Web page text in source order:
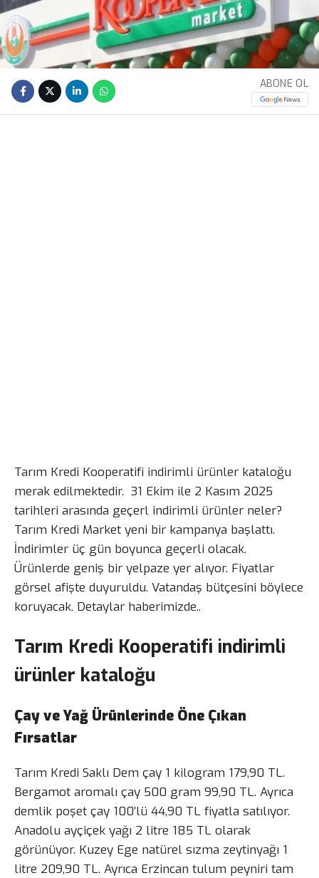
ABONE OL
Tarım Kredi Kooperatifi indirimli ürünler kataloğu
merak edilmektedir. 31 Ekim ile 2 Kasım 2025
tarihleri arasında geçerl indirimli ürünler neler?
Tarım Kredi Market yeni bir kampanya başlattı.
İndirimler üç gün boyunca geçerli olacak.
Ürünlerde geniş bir yelpaze yer alıyor. Fiyatlar
görsel afişte duyuruldu. Vatandaş bütçesini böylece
koruyacak. Detaylar haberimizde..
Tarım Kredi Kooperatifi indirimli
ürünler kataloğu
Çay ve Yağ Ürünlerinde Öne Çıkan
Fırsatlar
Tarım Kredi Saklı Dem çay 1 kilogram 179,90 TL.
Bergamot aromalı çay 500 gram 99,90 TL. Ayrıca
demlik poşet çay 100’lü 44,90 TL fiyatla satılıyor.
Anadolu ayçiçek yağı 2 litre 185 TL olarak
görünüyor. Kuzey Ege natürel sızma zeytinyağı 1
litre 209,90 TL. Ayrıca Erzincan tulum peyniri tam